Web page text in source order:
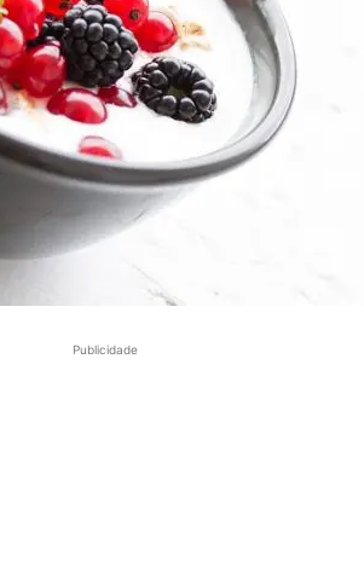
Publicidade